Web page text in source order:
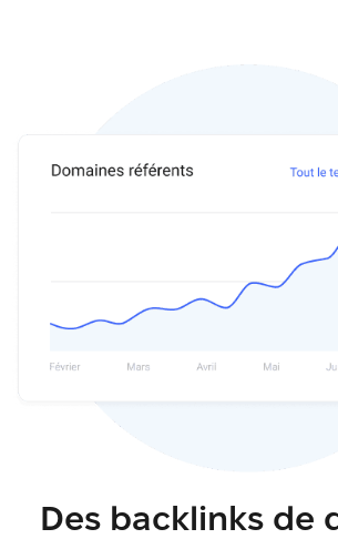
Des backlinks de